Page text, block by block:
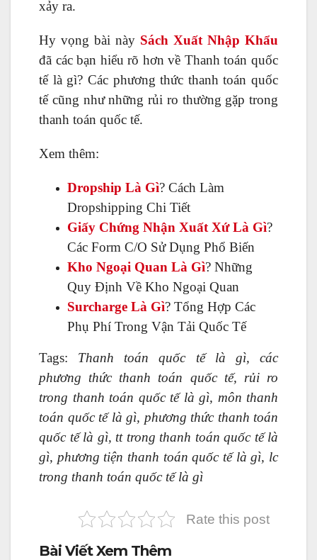
xảy ra.
Hy vọng bài này Sách Xuất Nhập Khẩu
đã các bạn hiểu rõ hơn về Thanh toán quốc
tế là gì? Các phương thức thanh toán quốc
tế cũng như những rủi ro thường gặp trong
thanh toán quốc tế.
Xem thêm:
Dropship Là Gì? Cách Làm
Dropshipping Chi Tiết
Giấy Chứng Nhận Xuất Xứ Là Gì?
Các Form C/O Sử Dụng Phổ Biến
Kho Ngoại Quan Là Gì? Những
Quy Định Về Kho Ngoại Quan
Surcharge Là Gì? Tổng Hợp Các
Phụ Phí Trong Vận Tải Quốc Tế
Tags: Thanh toán quốc tế là gì, các
phương thức thanh toán quốc tế, rủi ro
trong thanh toán quốc tế là gì, môn thanh
toán quốc tế là gì, phương thức thanh toán
quốc tế là gì, tt trong thanh toán quốc tế là
gì, phương tiện thanh toán quốc tế là gì, lc
trong thanh toán quốc tế là gì
Rate this post
Bài Viết Xem Thêm